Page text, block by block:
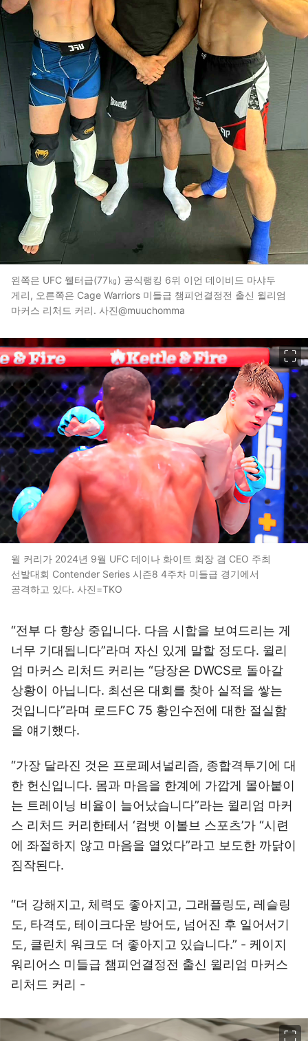
왼쪽은 UFC 웰터급(77㎏) 공식랭킹 6위 이언 데이비드 마샤두
게리, 오른쪽은 Cage Warriors 미들급 챔피언결정전 출신 윌리엄
마커스 리처드 커리. 사진@muuchomma
윌 커리가 2024년 9월 UFC 데이나 화이트 회장 겸 CEO 주최
선발대회 Contender Series 시즌8 4주차 미들급 경기에서
공격하고 있다. 사진=TKO
“전부 다 향상 중입니다. 다음 시합을 보여드리는 게
너무 기대됩니다”라며 자신 있게 말할 정도다. 윌리
엄 마커스 리처드 커리는 “당장은 DWCS로 돌아갈
상황이 아닙니다. 최선은 대회를 찾아 실적을 쌓는
것입니다”라며 로드FC 75 황인수전에 대한 절실함
을 얘기했다.
“가장 달라진 것은 프로페셔널리즘, 종합격투기에 대
한 헌신입니다. 몸과 마음을 한계에 가깝게 몰아붙이
는 트레이닝 비율이 늘어났습니다”라는 윌리엄 마커
스 리처드 커리한테서 ‘컴뱃 이볼브 스포츠’가 “시련
에 좌절하지 않고 마음을 열었다”라고 보도한 까닭이
짐작된다.
“더 강해지고, 체력도 좋아지고, 그래플링도, 레슬링
도, 타격도, 테이크다운 방어도, 넘어진 후 일어서기
도, 클린치 워크도 더 좋아지고 있습니다.” - 케이지
워리어스 미들급 챔피언결정전 출신 윌리엄 마커스
리처드 커리 -